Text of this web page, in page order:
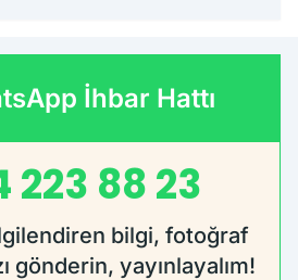
İhbar Hattı
223 88 23
bilgi, fotoğraf
gönderin, yayınlayalım!